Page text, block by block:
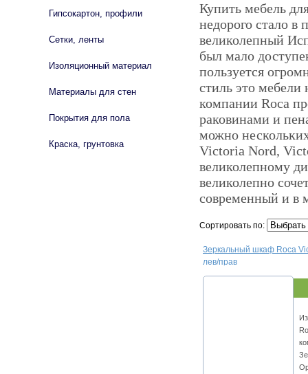
Купить мебель
недорого стало в
великолепный
был мало
пользуется
стиль это
компании Roca
раковинами и
можно
Victoria Nord,
великолепному
великолепно
современный и в
Сортировать по:
Зеркальный шкаф Roca
лев/прав
Гипсокартон, профили
Сетки, ленты
Изоляционный материал
Материалы для стен
Покрытия для пола
Краска, грунтовка